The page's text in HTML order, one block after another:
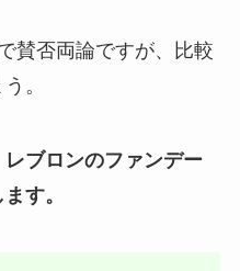
賛否両論ですが、比較
。
ブロンのファンデー
す。